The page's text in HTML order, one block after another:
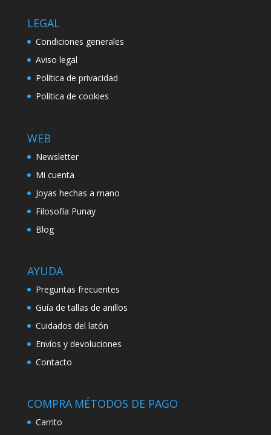
LEGAL
Condiciones generales
Aviso legal
Política de privacidad
Política de cookies
WEB
Newsletter
Mi cuenta
Joyas hechas a mano
Filosofía Punay
Blog
AYUDA
Preguntas frecuentes
Guía de tallas de anillos
Cuidados del latón
Envíos y devoluciones
Contacto
COMPRA
Carrito
MÉTODOS DE PAGO